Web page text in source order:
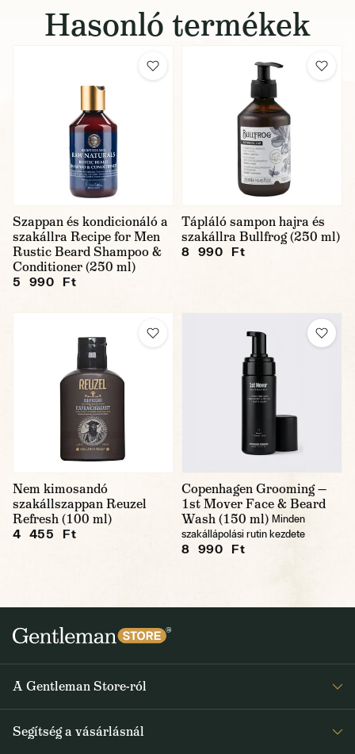
Hasonló termékek
Szappan és kondicionáló a
szakállra Recipe for Men
Rustic Beard Shampoo &
Conditioner (250 ml)
5 990 Ft
Tápláló sampon hajra és
szakállra Bullfrog (250 ml)
8 990 Ft
Nem kimosandó
szakállszappan Reuzel
Refresh (100 ml)
4 455 Ft
Copenhagen Grooming —
1st Mover Face & Beard
Wash (150 ml) Minden
szakállápolási rutin kezdete
8 990 Ft
A Gentleman Store-ról
Rólunk
Segítség a vásárlásnál